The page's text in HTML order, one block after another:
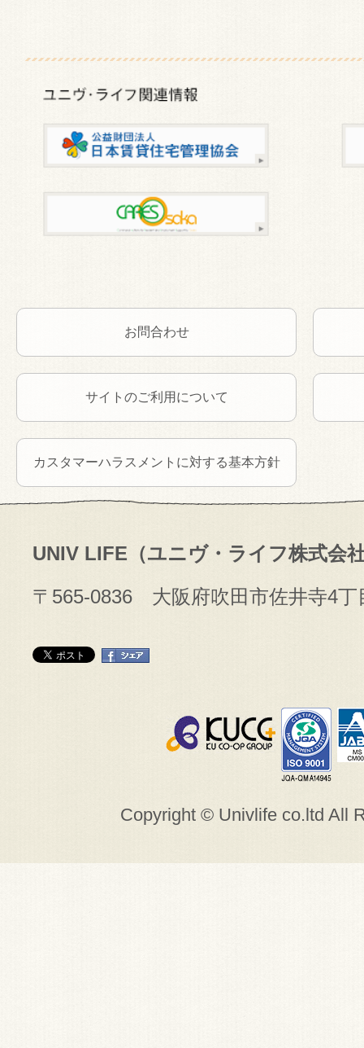
お問合わせ
サイトのご利用について
カスタマーハラスメントに対する基本方針
Copyright © Univlife co.ltd All
UNIV LIFE（ユニヴ・ライフ株式会
〒565-0836 大阪府吹田市佐井寺4丁